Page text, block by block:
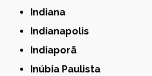
Indiana
Indianapolis
Indiaporã
Inúbia Paulista